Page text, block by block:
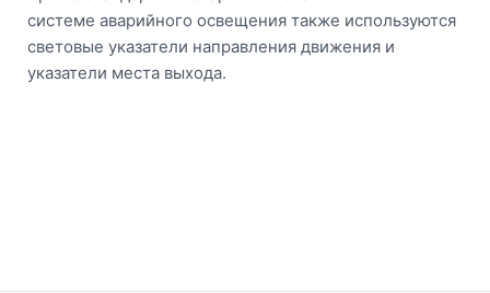
системе аварийного освещения также используются
световые указатели направления движения и
указатели места выхода.